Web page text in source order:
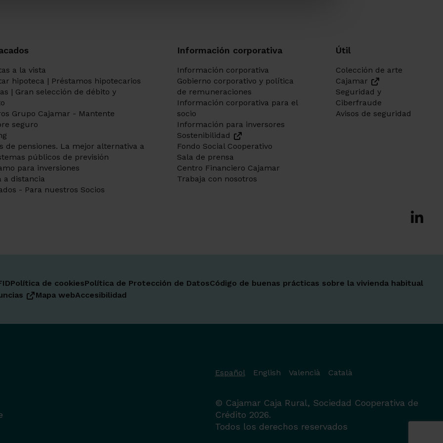
a la vista
hipoteca | Préstamos hipotecarios
| Gran selección de débito y
Grupo Cajamar - Mantente
seguro
de pensiones. La mejor alternativa a
públicos de previsión
para inversiones
a distancia
- Para nuestros Socios
Información corporativa
Información corporativa
Gobierno corporativo y política
de remuneraciones
Información corporativa para el
socio
Información para inversores
Sostenibilidad
Fondo Social Cooperativo
Sala de prensa
Centro Financiero Cajamar
Trabaja con nosotros
Útil
Colección de arte
Cajamar
Seguridad y
Ciberfraude
Avisos de seguridad
Ir a
Ir a X-
Ir a
Ir aIr a
Ir a
Ir a
Política de cookiesPolítica de Protección de DatosCódigo de buenas prácticas sobre la vivienda habitual
Mapa webAccesibilidad
Español English Valencià Català
© Cajamar Caja Rural, Sociedad Cooperativa de
Crédito 2026.
Todos los derechos reservados